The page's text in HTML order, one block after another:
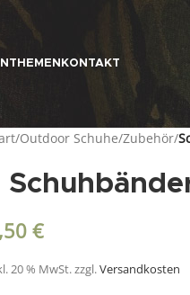
THEMEN KONTAKT
/Outdoor Schuhe/Zubehör/
€
20 % MwSt.zzgl.Versandkosten